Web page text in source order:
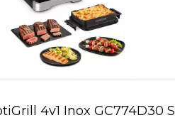
4v1 Inox GC774D30